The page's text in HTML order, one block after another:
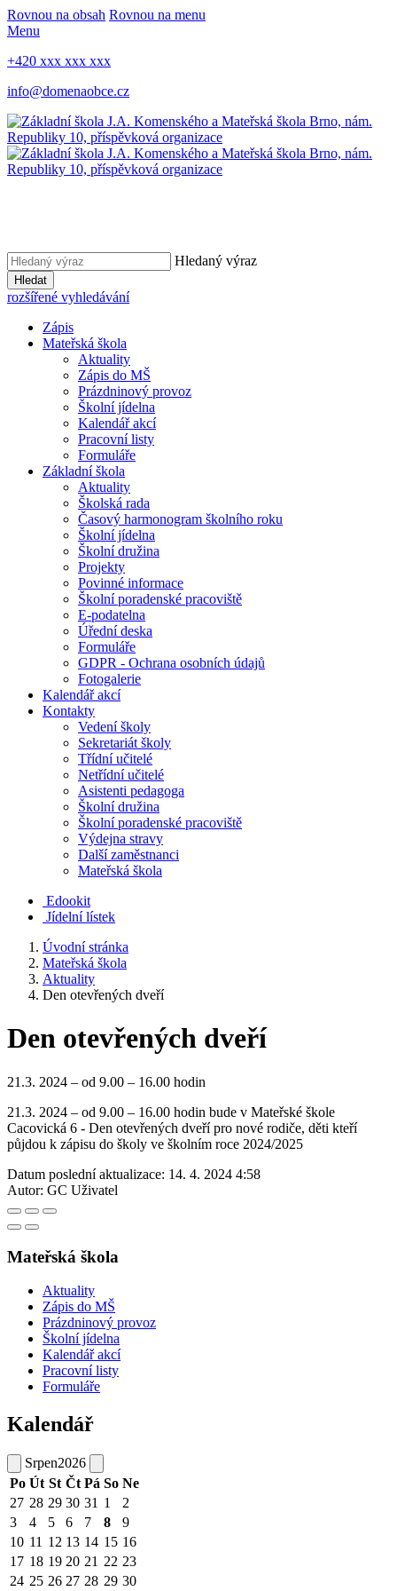
Rovnou na obsah Rovnou na menu
Menu
+420 xxx xxx xxx
info@domenaobce.cz
Hledaný výraz
Hledat
rozšířené vyhledávání
Zápis
Mateřská škola
Aktuality
Zápis do MŠ
Prázdninový provoz
Školní jídelna
Kalendář akcí
Pracovní listy
Formuláře
Základní škola
Aktuality
Školská rada
Časový harmonogram školního roku
Školní jídelna
Školní družina
Projekty
Povinné informace
Školní poradenské pracoviště
E-podatelna
Úřední deska
Formuláře
GDPR - Ochrana osobních údajů
Fotogalerie
Kalendář akcí
Kontakty
Vedení školy
Sekretariát školy
Třídní učitelé
Netřídní učitelé
Asistenti pedagoga
Školní družina
Školní poradenské pracoviště
Výdejna stravy
Další zaměstnanci
Mateřská škola
Edookit
Jídelní lístek
Úvodní stránka
Mateřská škola
Aktuality
Den otevřených dveří
Den otevřených dveří
21.3. 2024 – od 9.00 – 16.00 hodin
21.3. 2024 – od 9.00 – 16.00 hodin bude v Mateřské škole
Cacovická 6 - Den otevřených dveří pro nové rodiče, děti kteří
půjdou k zápisu do školy ve školním roce 2024/2025
Datum poslední aktualizace: 14. 4. 2024 4:58
Autor: GC Uživatel
Mateřská škola
Aktuality
Zápis do MŠ
Prázdninový provoz
Školní jídelna
Kalendář akcí
Pracovní listy
Formuláře
Kalendář
Srpen2026
Po Út St Čt Pá So Ne
27 28 29 30 31 1
2
3
4 5 6 7 8
9
10 11 12 13 14 15 16
17 18 19 20 21 22 23
24 25 26 27 28 29 30